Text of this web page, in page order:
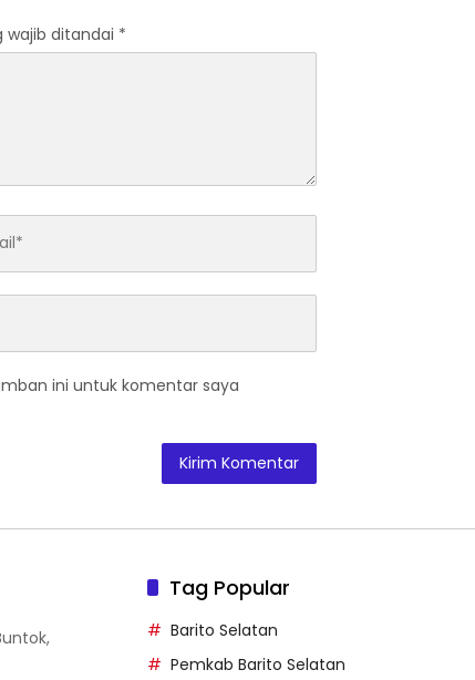
wajib ditandai *
ini untuk komentar saya
Tag Popular
Barito Selatan
Pemkab Barito Selatan